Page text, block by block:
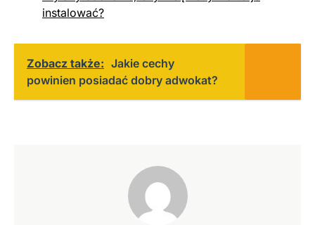
instalować?
Zobacz także: Jakie cechy
powinien posiadać dobry adwokat?